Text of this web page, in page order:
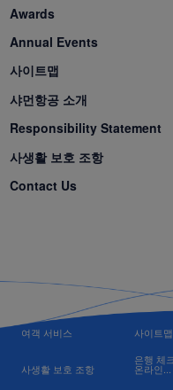
Awards
Annual Events
사이트맵
샤먼항공 소개
Responsibility Statement
사생활 보호 조항
Contact Us
여객 서비스 사이트맵
사생활 보호 조항
은행 체
온라인...